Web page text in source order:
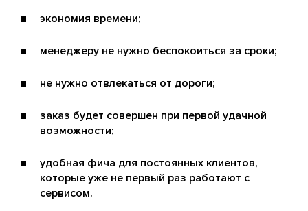
экономия времени;
менеджеру не нужно беспокоиться за сроки;
не нужно отвлекаться от дороги;
заказ будет совершен при первой удачной
возможности;
удобная фича для постоянных клиентов,
которые уже не первый раз работают с
сервисом.